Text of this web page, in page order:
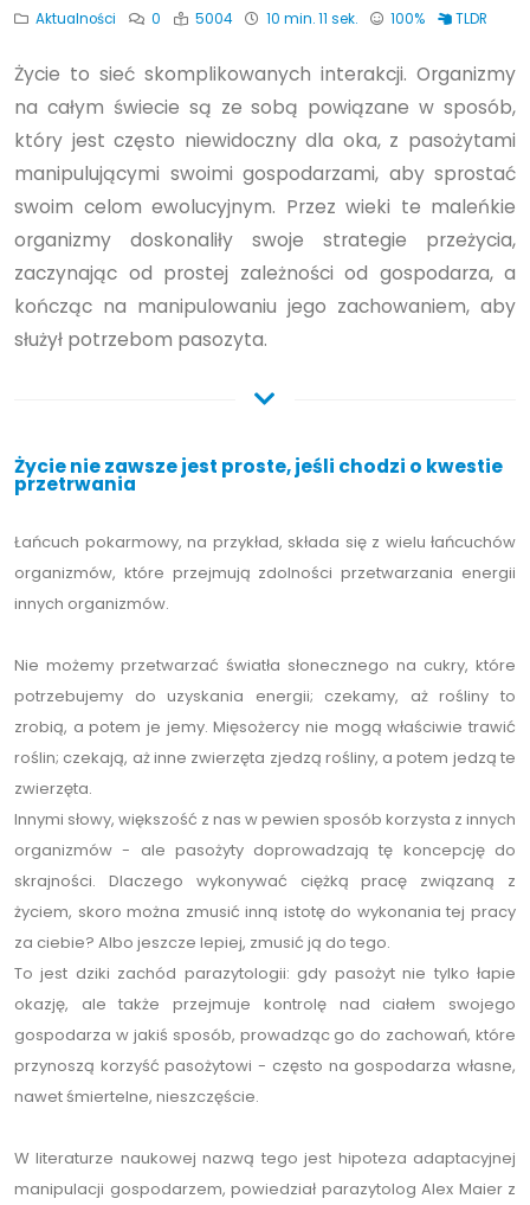
Aktualności 0 5004 10 min. 11 sek. 100% TLDR
Życie to sieć skomplikowanych interakcji. Organizmy
na całym świecie są ze sobą powiązane w sposób,
który jest często niewidoczny dla oka, z pasożytami
manipulującymi swoimi gospodarzami, aby sprostać
swoim celom ewolucyjnym. Przez wieki te maleńkie
organizmy doskonaliły swoje strategie przeżycia,
zaczynając od prostej zależności od gospodarza, a
kończąc na manipulowaniu jego zachowaniem, aby
służył potrzebom pasozyta.
Życie nie zawsze jest proste, jeśli chodzi o kwestie
przetrwania
Łańcuch pokarmowy, na przykład, składa się z wielu łańcuchów
organizmów, które przejmują zdolności przetwarzania energii
innych organizmów.
Nie możemy przetwarzać światła słonecznego na cukry, które
potrzebujemy do uzyskania energii; czekamy, aż rośliny to
zrobią, a potem je jemy. Mięsożercy nie mogą właściwie trawić
roślin; czekają, aż inne zwierzęta zjedzą rośliny, a potem jedzą te
zwierzęta.
Innymi słowy, większość z nas w pewien sposób korzysta z innych
organizmów - ale pasożyty doprowadzają tę koncepcję do
skrajności. Dlaczego wykonywać ciężką pracę związaną z
życiem, skoro można zmusić inną istotę do wykonania tej pracy
za ciebie? Albo jeszcze lepiej, zmusić ją do tego.
To jest dziki zachód parazytologii: gdy pasożyt nie tylko łapie
okazję, ale także przejmuje kontrolę nad ciałem swojego
gospodarza w jakiś sposób, prowadząc go do zachowań, które
przynoszą korzyść pasożytowi - często na gospodarza własne,
nawet śmiertelne, nieszczęście.
W literaturze naukowej nazwą tego jest hipoteza adaptacyjnej
manipulacji gospodarzem, powiedział parazytolog Alex Maier z